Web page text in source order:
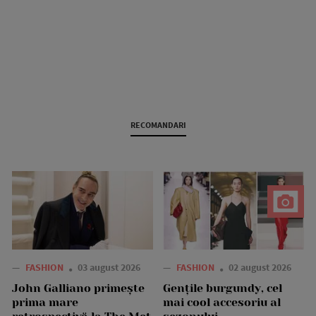
RECOMANDARI
— FASHION 03 august 2026
John Galliano primește
prima mare
— FASHION 02 august 2026
Gențile burgundy, cel
mai cool accesoriu al